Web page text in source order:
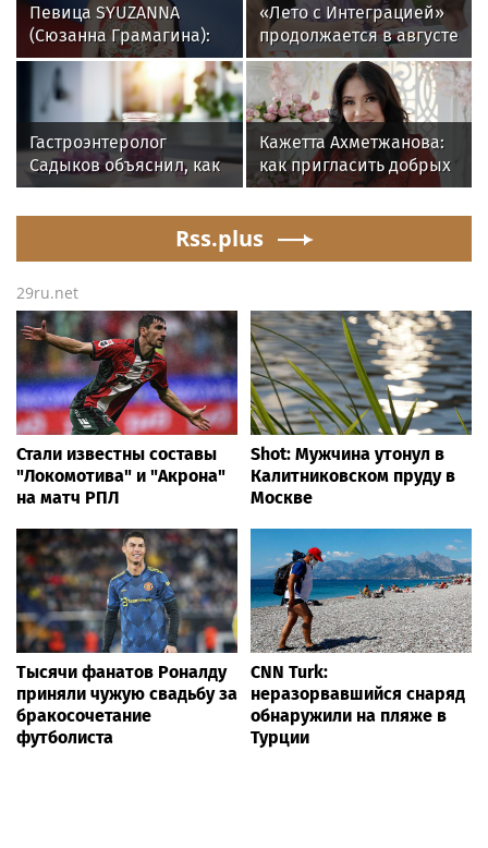
Певица SYUZANNA
(Сюзанна Грамагина):
как перестать
волноваться и начать
говорить спокойно
«Лето с Интеграцией»
продолжается в августе
— заключительный
месяц программы
Гастроэнтеролог
Садыков объяснил, как
сахар в рационе
Кажетта Ахметжанова:
как пригласить добрых
духов в новый дом
Rss.plus
29ru.net
Стали известны составы
"Локомотива" и "Акрона"
на матч РПЛ
Shot: Мужчина утонул в
Калитниковском пруду в
Москве
Тысячи фанатов Роналду
приняли чужую свадьбу за
бракосочетание
футболиста
CNN Turk:
неразорвавшийся снаряд
обнаружили на пляже в
Турции